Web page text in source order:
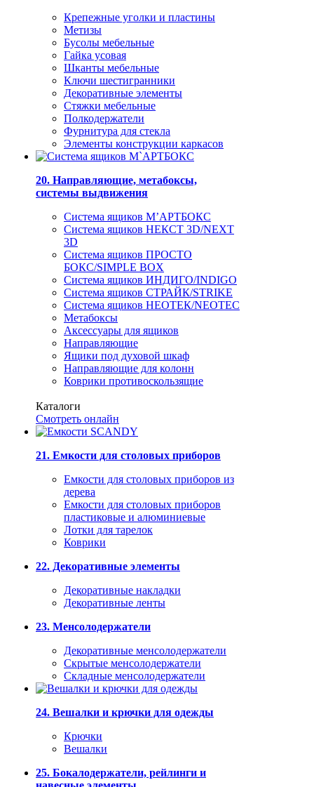
Крепежные уголки и пластины
Метизы
Бусолы мебельные
Гайка усовая
Шканты мебельные
Ключи шестигранники
Декоративные элементы
Стяжки мебельные
Полкодержатели
Фурнитура для стекла
Элементы конструкции каркасов
20. Направляющие, метабоксы,
системы выдвижения
Система ящиков М’АРТБОКС
Система ящиков НЕКСТ 3D/NEXT
3D
Система ящиков ПРОСТО
БОКС/SIMPLE BOX
Система ящиков ИНДИГО/INDIGO
Система ящиков СТРАЙК/STRIKE
Система ящиков НЕОТЕК/NEOTEC
Метабоксы
Аксессуары для ящиков
Направляющие
Ящики под духовой шкаф
Направляющие для колонн
Коврики противоскользящие
Каталоги
Смотреть онлайн
21. Емкости для столовых приборов
Емкости для столовых приборов из
дерева
Емкости для столовых приборов
пластиковые и алюминиевые
Лотки для тарелок
Коврики
22. Декоративные элементы
Декоративные накладки
Декоративные ленты
23. Менсолодержатели
Декоративные менсолодержатели
Скрытые менсолодержатели
Складные менсолодержатели
24. Вешалки и крючки для одежды
Крючки
Вешалки
25. Бокалодержатели, рейлинги и